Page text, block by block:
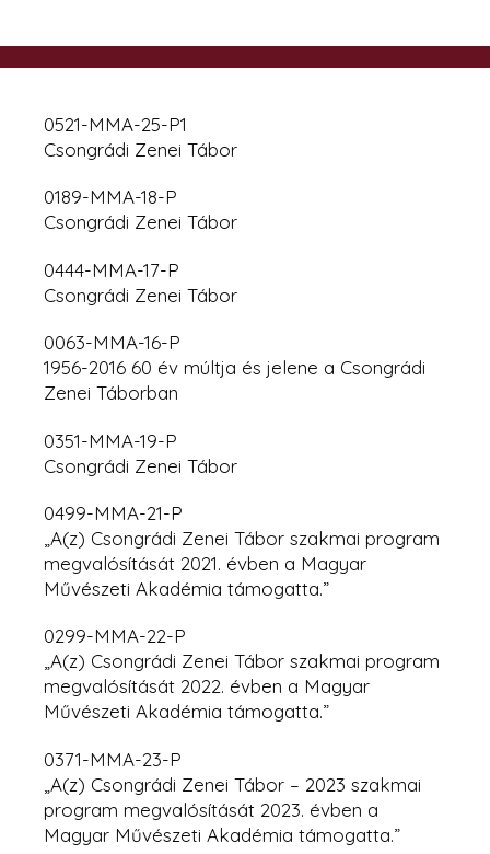
0521-MMA-25-P1
Csongrádi Zenei Tábor
0189-MMA-18-P
Csongrádi Zenei Tábor
0444-MMA-17-P
Csongrádi Zenei Tábor
0063-MMA-16-P
1956-2016 60 év múltja és jelene a Csongrádi
Zenei Táborban
0351-MMA-19-P
Csongrádi Zenei Tábor
0499-MMA-21-P
„A(z) Csongrádi Zenei Tábor szakmai program
megvalósítását 2021. évben a Magyar
Művészeti Akadémia támogatta.”
0299-MMA-22-P
„A(z) Csongrádi Zenei Tábor szakmai program
megvalósítását 2022. évben a Magyar
Művészeti Akadémia támogatta.”
0371-MMA-23-P
„A(z) Csongrádi Zenei Tábor – 2023 szakmai
program megvalósítását 2023. évben a
Magyar Művészeti Akadémia támogatta.”